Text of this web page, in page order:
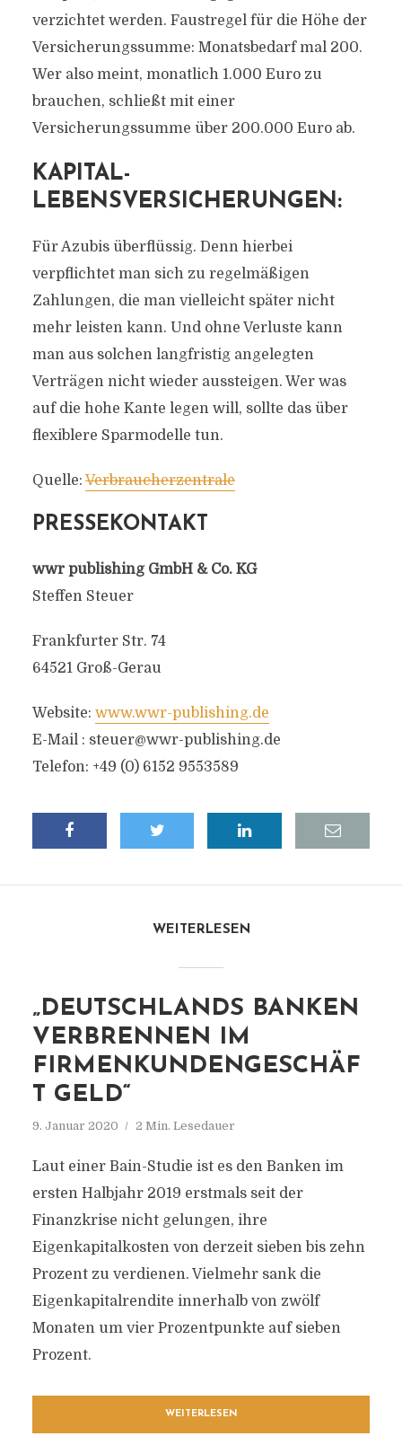
verzichtet werden. Faustregel für die Höhe der
Versicherungssumme: Monatsbedarf mal 200.
Wer also meint, monatlich 1.000 Euro zu
brauchen, schließt mit einer
Versicherungssumme über 200.000 Euro ab.
KAPITAL-
LEBENSVERSICHERUNGEN:
Für Azubis überflüssig. Denn hierbei
verpflichtet man sich zu regelmäßigen
Zahlungen, die man vielleicht später nicht
mehr leisten kann. Und ohne Verluste kann
man aus solchen langfristig angelegten
Verträgen nicht wieder aussteigen. Wer was
auf die hohe Kante legen will, sollte das über
flexiblere Sparmodelle tun.
Quelle:Verbraucherzentrale
PRESSEKONTAKT
wwr publishing GmbH & Co. KG
Steffen Steuer
Frankfurter Str. 74
64521 Groß-Gerau
Website: www.wwr-publishing.de
E-Mail : steuer@wwr-publishing.de
Telefon: +49 (0) 6152 9553589
WEITERLESEN
„DEUTSCHLANDS BANKEN
VERBRENNEN IM
FIRMENKUNDENGESCHÄF
T GELD“
9. Januar 2020 2 Min. Lesedauer
Laut einer Bain-Studie ist es den Banken im
ersten Halbjahr 2019 erstmals seit der
Finanzkrise nicht gelungen, ihre
Eigenkapitalkosten von derzeit sieben bis zehn
Prozent zu verdienen. Vielmehr sank die
Eigenkapitalrendite innerhalb von zwölf
Monaten um vier Prozentpunkte auf sieben
Prozent.
WEITERLESEN